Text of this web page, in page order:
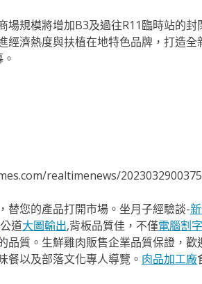
場規模將增加B3及過往R11臨時站的
經濟熱度與扶植在地特色品牌，打造
realtimenews/
替您的產品打開市場。坐月子經驗談-
道大圖輸出,背板品質佳，不僅電腦割字
品質。生鮮雞肉販售企業品質保證，歡
餐以及部落文化專人導覽。 肉品加工廠